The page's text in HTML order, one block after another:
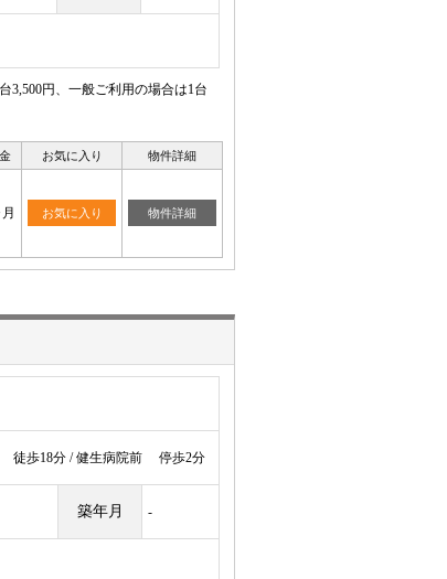
3,500円、一般ご利用の場合は1台
お気に入り 物件詳細
お気に入り 物件詳細
徒歩18分 / 健生病院前 停歩2分
築年月 -